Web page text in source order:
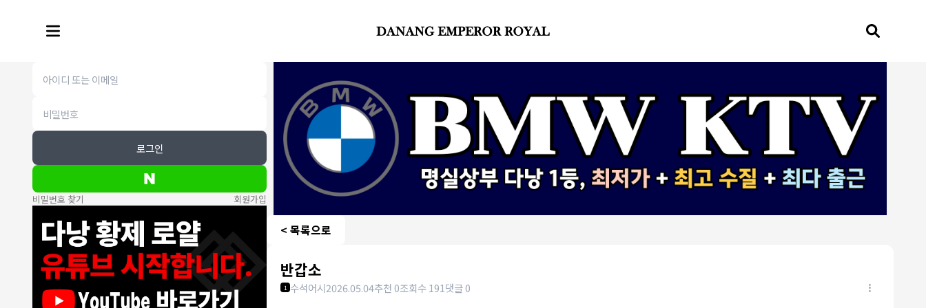
로그인
비밀번호 찾기 회원가입
< 목록으로
반갑소
1 수석어시2026.05.04추천 0조회수 191댓글 0